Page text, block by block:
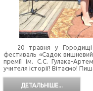
20 травня у Городищі
фестиваль «Садок
премії ім. С.С. Гулака-
учителя історії! Вітаємо!
ДЕТАЛЬНІШЕ...